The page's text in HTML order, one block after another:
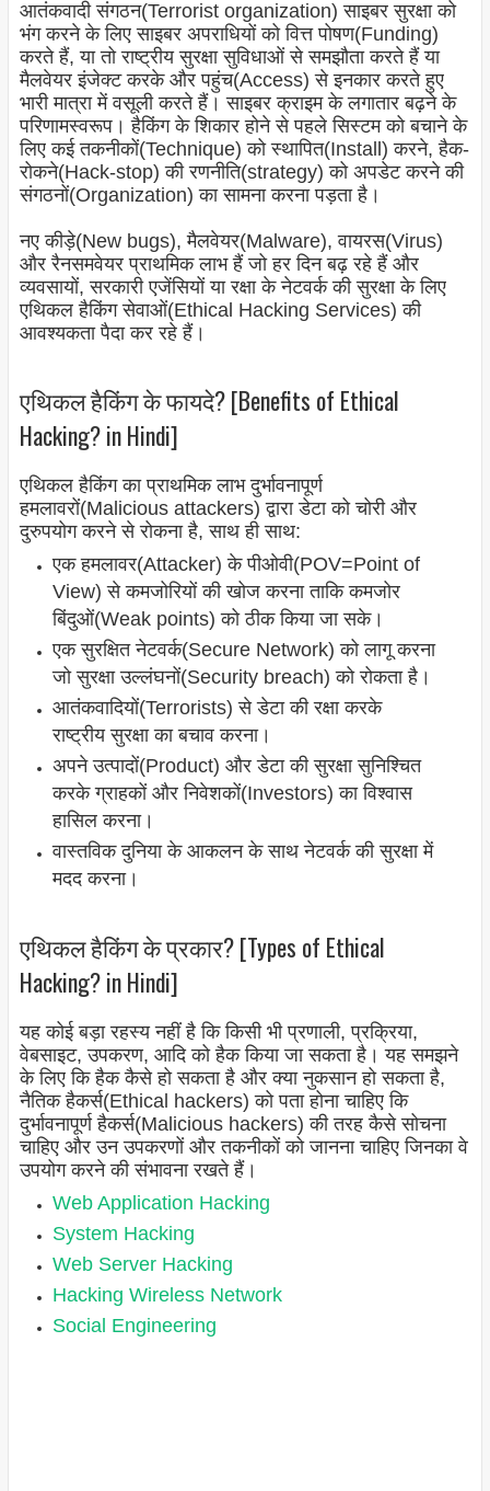
आतंकवादी संगठन(Terrorist organization) साइबर सुरक्षा को
भंग करने के लिए साइबर अपराधियों को वित्त पोषण(Funding)
करते हैं, या तो राष्ट्रीय सुरक्षा सुविधाओं से समझौता करते हैं या
मैलवेयर इंजेक्ट करके और पहुंच(Access) से इनकार करते हुए
भारी मात्रा में वसूली करते हैं। साइबर क्राइम के लगातार बढ़ने के
परिणामस्वरूप। हैकिंग के शिकार होने से पहले सिस्टम को बचाने के
लिए कई तकनीकों(Technique) को स्थापित(Install) करने, हैक-
रोकने(Hack-stop) की रणनीति(strategy) को अपडेट करने की
संगठनों(Organization) का सामना करना पड़ता है।
नए कीड़े(New bugs), मैलवेयर(Malware), वायरस(Virus)
और रैनसमवेयर प्राथमिक लाभ हैं जो हर दिन बढ़ रहे हैं और
व्यवसायों, सरकारी एजेंसियों या रक्षा के नेटवर्क की सुरक्षा के लिए
एथिकल हैकिंग सेवाओं(Ethical Hacking Services) की
आवश्यकता पैदा कर रहे हैं।
एथिकल हैकिंग के फायदे? [Benefits of Ethical
Hacking? in Hindi]
एथिकल हैकिंग का प्राथमिक लाभ दुर्भावनापूर्ण
हमलावरों(Malicious attackers) द्वारा डेटा को चोरी और
दुरुपयोग करने से रोकना है, साथ ही साथ:
एक हमलावर(Attacker) के पीओवी(POV=Point of
View) से कमजोरियों की खोज करना ताकि कमजोर
बिंदुओं(Weak points) को ठीक किया जा सके।
एक सुरक्षित नेटवर्क(Secure Network) को लागू करना
जो सुरक्षा उल्लंघनों(Security breach) को रोकता है।
आतंकवादियों(Terrorists) से डेटा की रक्षा करके
राष्ट्रीय सुरक्षा का बचाव करना।
अपने उत्पादों(Product) और डेटा की सुरक्षा सुनिश्चित
करके ग्राहकों और निवेशकों(Investors) का विश्वास
हासिल करना।
वास्तविक दुनिया के आकलन के साथ नेटवर्क की सुरक्षा में
मदद करना।
एथिकल हैकिंग के प्रकार? [Types of Ethical
Hacking? in Hindi]
यह कोई बड़ा रहस्य नहीं है कि किसी भी प्रणाली, प्रक्रिया,
वेबसाइट, उपकरण, आदि को हैक किया जा सकता है। यह समझने
के लिए कि हैक कैसे हो सकता है और क्या नुकसान हो सकता है,
नैतिक हैकर्स(Ethical hackers) को पता होना चाहिए कि
दुर्भावनापूर्ण हैकर्स(Malicious hackers) की तरह कैसे सोचना
चाहिए और उन उपकरणों और तकनीकों को जानना चाहिए जिनका वे
उपयोग करने की संभावना रखते हैं।
Web Application Hacking
System Hacking
Web Server Hacking
Hacking Wireless Network
Social Engineering